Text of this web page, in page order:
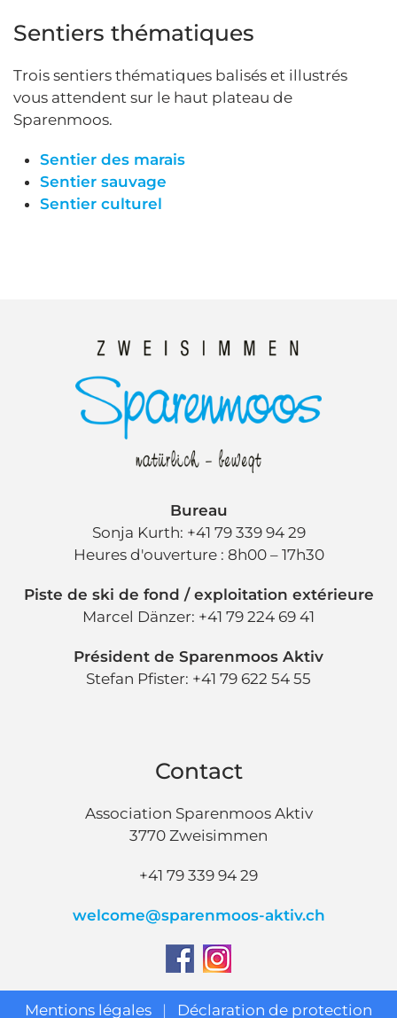
Sentiers thématiques
Trois sentiers thématiques balisés et illustrés
vous attendent sur le haut plateau de
Sparenmoos.
Sentier des marais
Sentier sauvage
Sentier culturel
Bureau
Sonja Kurth: +41 79 339 94 29
Heures d'ouverture : 8h00 – 17h30
Piste de ski de fond / exploitation extérieure
Marcel Dänzer: +41 79 224 69 41
Président de Sparenmoos Aktiv
Stefan Pfister: +41 79 622 54 55
Contact
Association Sparenmoos Aktiv
3770 Zweisimmen
+41 79 339 94 29
welcome@sparenmoos-aktiv.ch
Mentions légales | Déclaration de protection